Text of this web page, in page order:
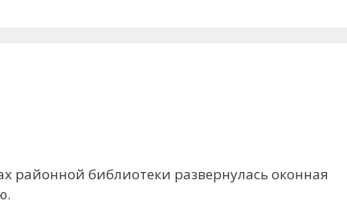
районной библиотеки развернулась оконная